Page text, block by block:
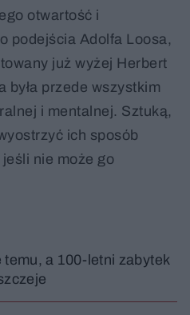
otwartość i
podejścia Adolfa Loosa,
już wyżej Herbert
była przede wszystkim
i mentalnej. Sztuką,
ich sposób
nie może go
temu, a 100-letni zabytek